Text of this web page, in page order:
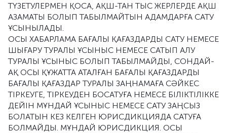
ТҮЗЕТУЛЕРМЕН ҚОСА, АҚШ-ТАН ТЫС ЖЕРЛЕРДЕ АҚШ
АЗАМАТЫ БОЛЫП ТАБЫЛМАЙТЫН АДАМДАРҒА САТУ
ҰСЫНЫЛАДЫ.
ОСЫ ХАБАРЛАМА БАҒАЛЫ ҚАҒАЗДАРДЫ САТУ НЕМЕСЕ
ШЫҒАРУ ТУРАЛЫ ҰСЫНЫС НЕМЕСЕ САТЫП АЛУ
ТУРАЛЫ ҰСЫНЫС БОЛЫП ТАБЫЛМАЙДЫ, СОНДАЙ-
АҚ ОСЫ ҚҰЖАТТА АТАЛҒАН БАҒАЛЫ ҚАҒАЗДАРДЫ
БАҒАЛЫ ҚАҒАЗДАР ТУРАЛЫ ЗАҢНАМАҒА СӘЙКЕС
ТІРКЕУГЕ, ТІРКЕУДЕН БОСАТУҒА НЕМЕСЕ БІЛІКТІЛІККЕ
ДЕЙІН МҰНДАЙ ҰСЫНЫС НЕМЕСЕ САТУ ЗАҢСЫЗ
БОЛАТЫН КЕЗ КЕЛГЕН ЮРИСДИКЦИЯДА САТУҒА
БОЛМАЙДЫ. МҰНДАЙ ЮРИСДИКЦИЯ. ОСЫ